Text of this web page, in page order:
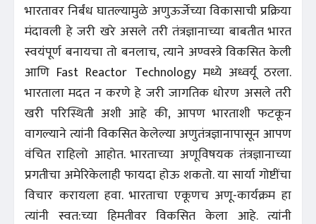
भारतावर निर्बंध घातल्यामुळे अणुऊर्जेच्या विकासाची प्रक्रिया
मंदावली हे जरी खरे असले तरी तंत्रज्ञानाच्या बाबतीत भारत
स्वयंपूर्ण बनायचा तो बनलाच, त्याने अण्वस्त्रे विकसित केली
आणि Fast Reactor Technology मध्ये अध्वर्यू ठरला.
भारताला मदत न करणे हे जरी जागतिक धोरण असले तरी
खरी परिस्थिती अशी आहे की, आपण भारताशी फटकून
वागल्याने त्यांनी विकसित केलेल्या अणुतंत्रज्ञानापासून आपण
वंचित राहिलो आहोत. भारताच्या अणूविषयक तंत्रज्ञानाच्या
प्रगतीचा अमेरिकेलाही फायदा होऊ शकतो. या सार्या गोष्टींचा
विचार करायला हवा. भारताचा एकूणच अणू-कार्यक्रम हा
त्यांनी स्वत:च्या हिमतीवर विकसित केला आहे. त्यांनी